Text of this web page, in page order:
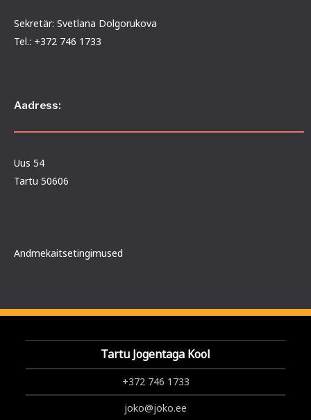
Sekretär: Svetlana Dolgorukova
Tel.: +372 746 1733
Aadress:
Uus 54
Tartu 50606
Andmekaitsetingimused
Tartu Jogentaga Kool
+372 746 1733
joko@joko.ee